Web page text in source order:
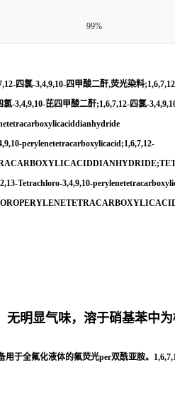
99%
四氯-3,4,9,10-四甲酸二酐,荧光染料
-3,4,9,10-芘四甲酸二酐;1,6,7,12-四氯-
perylenetetracarboxylicacid;1,6,7,12-
Tetrachloro-3,4,9,10-
无明显气味，溶于硝基苯中
用于全氟化液体的氟荧光per双酰亚胺。